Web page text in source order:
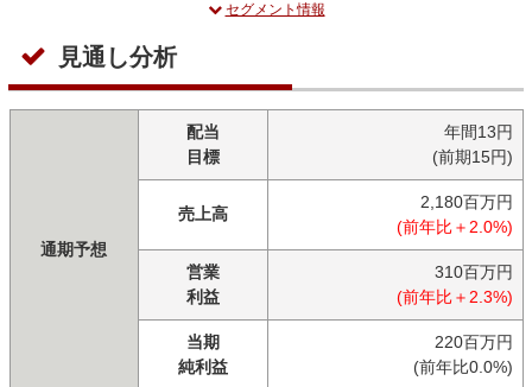
セグメント情報
見通し分析
通期予想
配当
目標
年間13円
(前期15円)
売上高
2,180百万円
(前年比＋2.0%)
営業
利益
310百万円
(前年比＋2.3%)
当期
純利益
220百万円
(前年比0.0%)